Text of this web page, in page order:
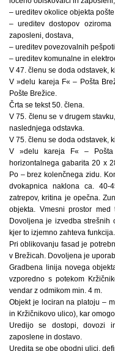
– ureditev okolice objekta pošte
– ureditev dostopov
zaposleni, dostava,
– ureditev povezovalnih pešpoti,
– ureditev komunalne in
V 47. členu se doda odstavek,
V »delu kareja F« – Pošta
Pošte Brežice.
Črta se tekst 50. člena.
V 75. členu se v drugem
naslednjega odstavka.
V 75. členu se doda odstavek,
V »delu kareja F« – Pošta
horizontalnega gabarita 20 x
Po – brez kolenčnega zidu.
dvokapnica naklona ca.
zatrepov, kritina je opečna.
objekta. Vmesni prostor
Dovoljena je izvedba strešnih
kjer to izjemno zahteva funkcija.
Pri oblikovanju fasad je
v Brežicah. Dovoljena je
Gradbena linija novega
vzporedno s potekom
vendar z odmikom min. 4 m.
Objekt je lociran na platoju –
in Kržičnikovo ulico), kar
Uredijo se dostopi, dovozi
zaposlene in dostavo.
Uredita se obe obodni ulici,